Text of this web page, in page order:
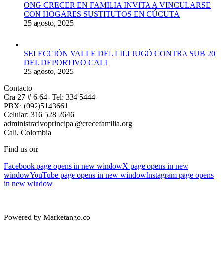
ONG CRECER EN FAMILIA INVITA A VINCULARSE
CON HOGARES SUSTITUTOS EN CÚCUTA
25 agosto, 2025
SELECCIÓN VALLE DEL LILI JUGÓ CONTRA SUB 20
DEL DEPORTIVO CALI
25 agosto, 2025
Contacto
Cra 27 # 6-64- Tel: 334 5444
PBX: (092)5143661
Celular: 316 528 2646
administrativoprincipal@crecefamilia.org
Cali, Colombia
Find us on:
Facebook page opens in new windowX page opens in new
windowYouTube page opens in new windowInstagram page opens
in new window
Powered by Marketango.co